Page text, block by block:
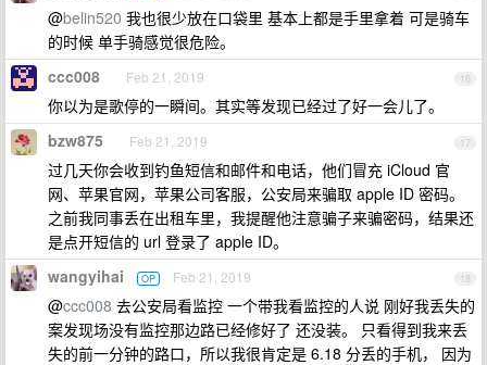
@belin520 我也很少放在口袋里 基本上都是手里拿着 可是骑车
的时候 单手骑感觉很危险。
16
ccc008 Feb 21, 2019
你以为是歌停的一瞬间。其实等发现已经过了好一会儿了。
17
bzw875 Feb 21, 2019
过几天你会收到钓鱼短信和邮件和电话，他们冒充 iCloud 官
网、苹果官网，苹果公司客服，公安局来骗取 apple ID 密码。
之前我同事丢在出租车里，我提醒他注意骗子来骗密码，结果还
是点开短信的 url 登录了 apple ID。
18
wangyihai OP Feb 21, 2019
@ccc008 去公安局看监控 一个带我看监控的人说 刚好我丢失的
案发现场没有监控那边路已经修好了 还没装。 只看得到我来丢
失的前一分钟的路口，所以我很肯定是 6.18 分丢的手机， 因为